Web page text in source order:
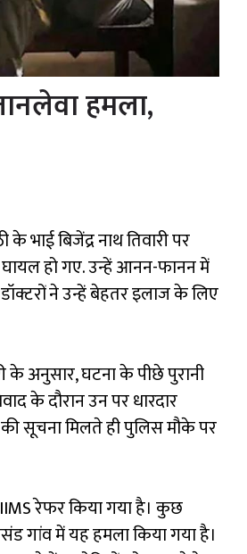
हमला,
भाई बिजेंद्र नाथ तिवारी पर
घायल हो गए. उन्हें आनन-फानन में
ने उन्हें बेहतर इलाज के लिए
के अनुसार, घटना के पीछे पुरानी
के दौरान उन पर धारदार
सूचना मिलते ही पुलिस मौके पर
रेफर किया गया है। कुछ
गांव में यह हमला किया गया है।